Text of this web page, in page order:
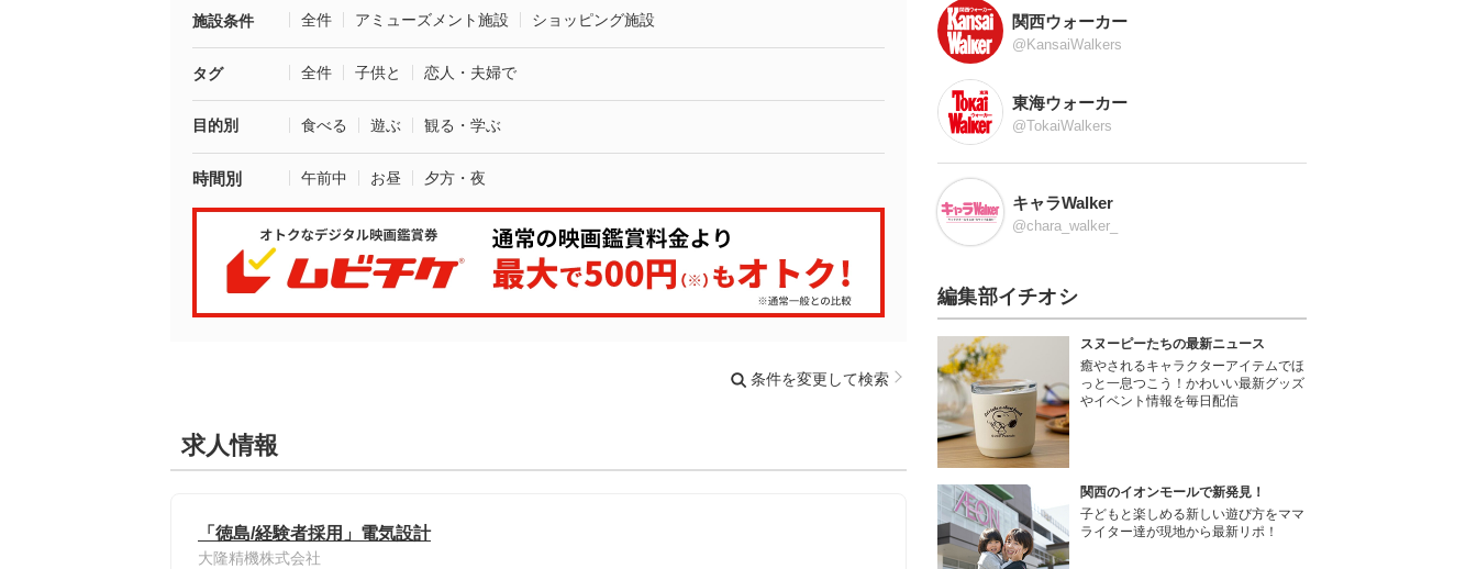
施設条件 全件 アミューズメント施設 ショッピング施設
タグ 全件 子供と 恋人・夫婦で
目的別 食べる 遊ぶ 観る・学ぶ
時間別 午前中 お昼 夕方・夜
条件を変更して検索
求人情報
「徳島/経験者採用」電気設計
大隆精機株式会社
関西ウォーカー
@KansaiWalkers
東海ウォーカー
@TokaiWalkers
キャラWalker
@chara_walker_
編集部イチオシ
スヌーピーたちの最新ニュース
癒やされるキャラクターアイテムでほ
っと一息つこう！かわいい最新グッズ
やイベント情報を毎日配信
関西のイオンモールで新発見！
子どもと楽しめる新しい遊び方をママ
ライター達が現地から最新リポ！